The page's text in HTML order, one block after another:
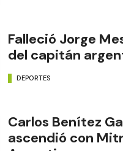
Falleció Jorge
del capitán
DEPORTES
Carlos Benítez
ascendió con